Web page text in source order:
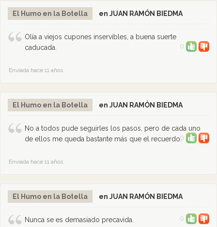
El Humo en la Botella en JUAN RAMÓN BIEDMA
Olía a viejos cupones inservibles, a buena suerte
caducada.
0
Enviada hace 11 años
El Humo en la Botella en JUAN RAMÓN BIEDMA
No a todos pude seguirles los pasos, pero de cada uno
de ellos me queda bastante más que el recuerdo.0
Enviada hace 11 años
El Humo en la Botella en JUAN RAMÓN BIEDMA
Nunca se es demasiado precavida. 0